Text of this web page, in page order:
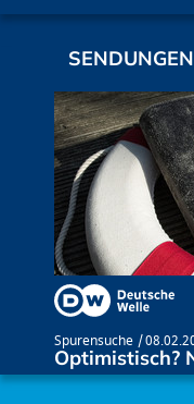
Spurensuche
Optimistisch?